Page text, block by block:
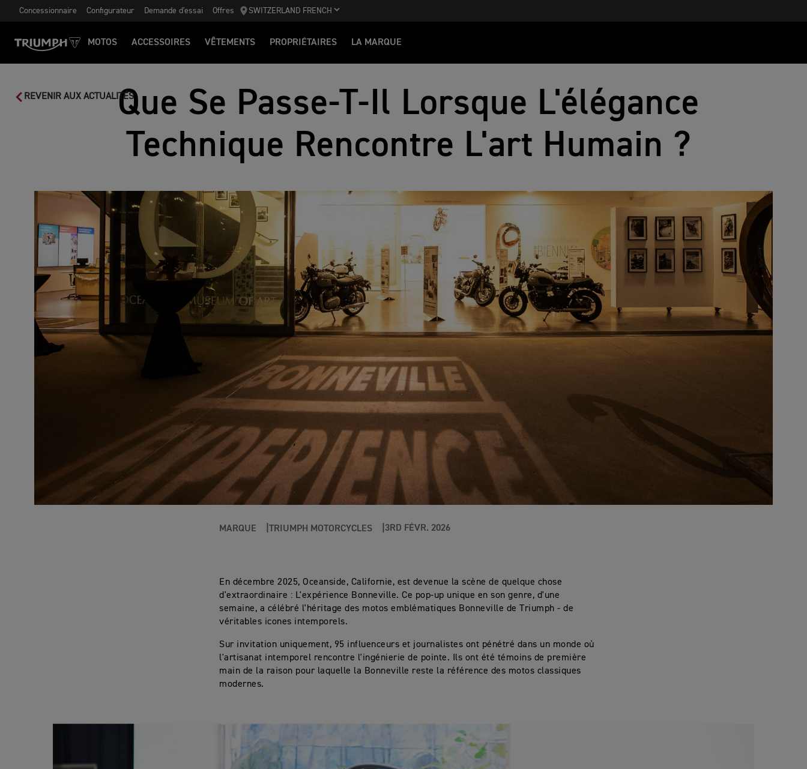
Concessionnaire Configurateur Demande d'essai Offres SWITZERLAND FRENCH
MOTOS ACCESSOIRES VÊTEMENTS PROPRIÉTAIRES LA MARQUE
REVENIR AUX ACTUALITÉSQue Se Passe-T-Il Lorsque L'élégance
Technique Rencontre L'art Humain ?
MARQUE TRIUMPH MOTORCYCLES 3RD FÉVR. 2026
En décembre 2025, Oceanside, Californie, est devenue la scène de quelque chose
d'extraordinaire : L'expérience Bonneville. Ce pop-up unique en son genre, d'une
semaine, a célébré l'héritage des motos emblématiques Bonneville de Triumph - de
véritables icones intemporels.
Sur invitation uniquement, 95 influenceurs et journalistes ont pénétré dans un monde où
l'artisanat intemporel rencontre l'ingénierie de pointe. Ils ont été témoins de première
main de la raison pour laquelle la Bonneville reste la référence des motos classiques
modernes.